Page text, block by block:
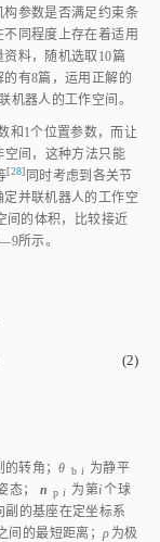
参数是否满足约束条
同程度上存在着适用
料，随机选取10篇
有8篇，运用正解的
机器人的工作空间。
和1个位置参数，而让
空间，这种方法只能
[28] 同时考虑到各关节
并联机器人的工作空
间的体积，比较接近
所示。
=ar
(2)
的转角；θ b i 为静平
态； n p i 为第i个球
副的基座在定坐标系
间的最短距离； ρ 为极